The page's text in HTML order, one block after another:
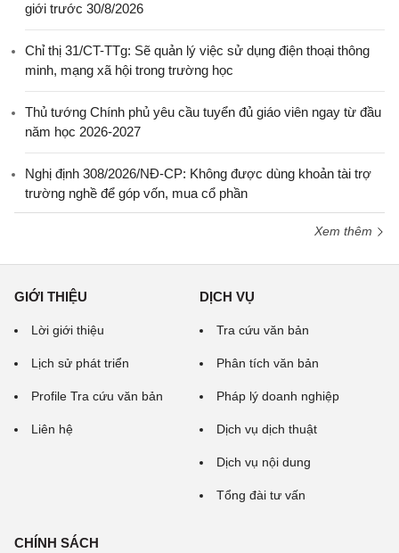
giới trước 30/8/2026
Chỉ thị 31/CT-TTg: Sẽ quản lý việc sử dụng điện thoại thông
minh, mạng xã hội trong trường học
Thủ tướng Chính phủ yêu cầu tuyển đủ giáo viên ngay từ đầu
năm học 2026-2027
Nghị định 308/2026/NĐ-CP: Không được dùng khoản tài trợ
trường nghề để góp vốn, mua cổ phần
Xem thêm
GIỚI THIỆU
Lời giới thiệu
Lịch sử phát triển
Profile Tra cứu văn bản
Liên hệ
DỊCH VỤ
Tra cứu văn bản
Phân tích văn bản
Pháp lý doanh nghiệp
Dịch vụ dịch thuật
Dịch vụ nội dung
Tổng đài tư vấn
CHÍNH SÁCH